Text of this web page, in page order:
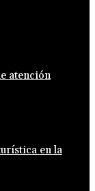
atención
en la